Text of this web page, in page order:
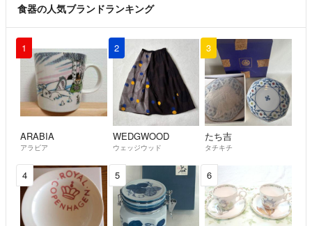
食器の人気ブランドランキング
1
ARABIA
アラビア
2
WEDGWOOD
ウェッジウッド
3
たち吉
タチキチ
4 5 6